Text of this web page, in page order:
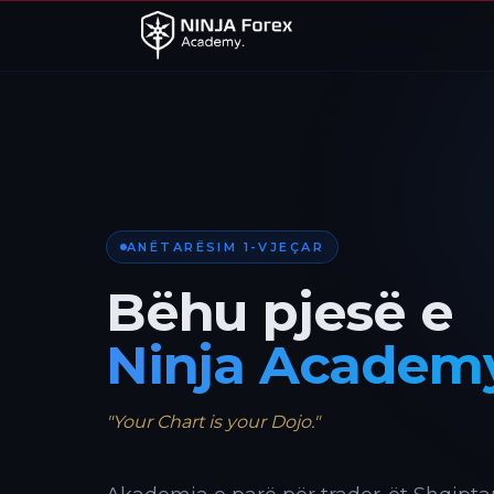
ANËTARËSIM 1-VJEÇAR
Bëhu pjesë e
Ninja
"Your Chart is your Dojo."